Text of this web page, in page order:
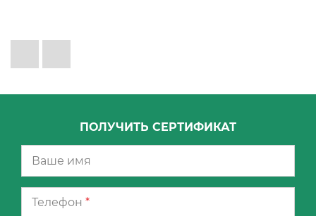
ПОЛУЧИТЬ СЕРТИФИКАТ
Телефон *